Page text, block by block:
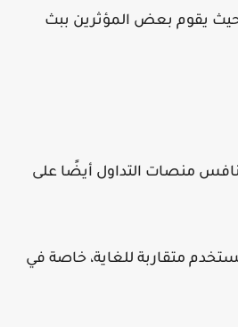
يقوم بعض المؤثرين ببث
منصات التداول أيضًا على
متقاربة للغاية، خاصة في